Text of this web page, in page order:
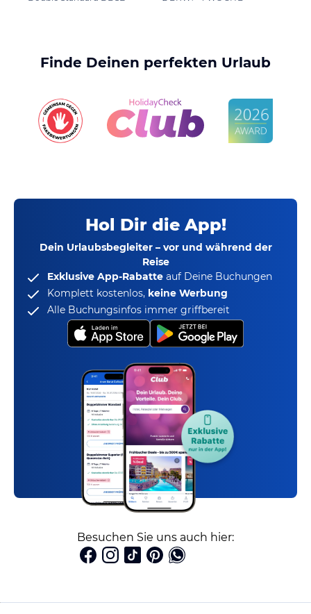
Finde Deinen perfekten Urlaub
Hol Dir die App!
Dein Urlaubsbegleiter – vor und während der
Reise
Exklusive App-Rabatte auf Deine Buchungen
Komplett kostenlos, keine Werbung
Alle Buchungsinfos immer griffbereit
Besuchen Sie uns auch hier: